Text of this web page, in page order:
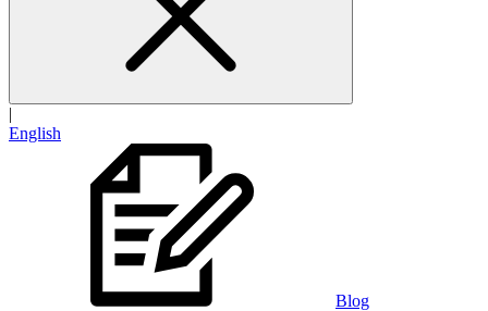
|
English
Blog